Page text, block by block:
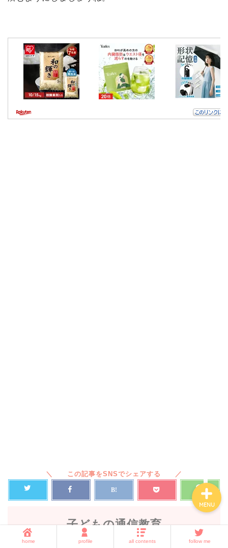
子どもの通信教育
home profile all contents follow me
MENU